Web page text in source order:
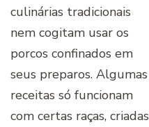
culinárias tradicionais
nem cogitam usar os
porcos confinados em
seus preparos. Algumas
receitas só funcionam
com certas raças, criadas